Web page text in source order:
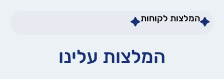
המלצות לקוחות
המלצות עלינו